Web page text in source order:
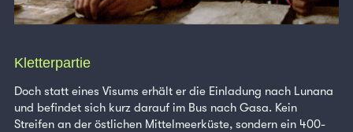
Kletterpartie
Doch statt eines Visums erhält er die Einladung nach Lunana
und befindet sich kurz darauf im Bus nach Gasa. Kein
Streifen an der östlichen Mittelmeerküste, sondern ein 400-